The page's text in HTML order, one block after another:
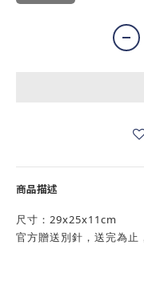
商品描述
尺寸：29x25x11cm
官方贈送別針，送完為止